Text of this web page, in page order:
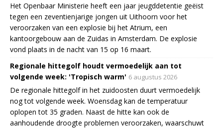
Het Openbaar Ministerie heeft een jaar jeugddetentie geëist
tegen een zeventienjarige jongen uit Uithoorn voor het
veroorzaken van een explosie bij het Atrium, een
kantoorgebouw aan de Zuidas in Amsterdam. De explosie
vond plaats in de nacht van 15 op 16 maart.
Regionale hittegolf houdt vermoedelijk aan tot
volgende week: 'Tropisch warm' 6 augustus 2026
De regionale hittegolf in het zuidoosten duurt vermoedelijk
nog tot volgende week. Woensdag kan de temperatuur
oplopen tot 35 graden. Naast de hitte kan ook de
aanhoudende droogte problemen veroorzaken, waarschuwt